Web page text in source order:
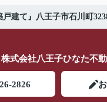
戸建て』八王子市石川町
株式会社八王子ひなた不
2826